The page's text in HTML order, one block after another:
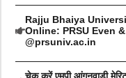
Rajju Bhaiya
Online: PRSU Even
@prsuniv.ac.in